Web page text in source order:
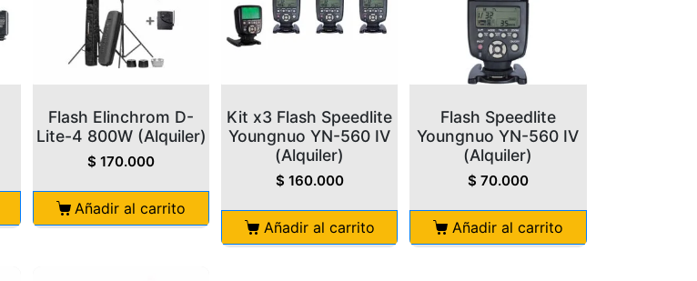
Flash Elinchrom D-
Lite-4 800W (Alquiler)
$ 170.000
Añadir al carrito
Kit x3 Flash Speedlite
Youngnuo YN-560 IV
(Alquiler)
$ 160.000
Añadir al carrito
Flash Speedlite
Youngnuo YN-560 IV
(Alquiler)
$ 70.000
Añadir al carrito